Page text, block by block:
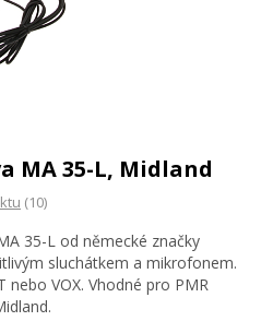
MA 35-L, Midland
(10)
35-L od německé značky
sluchátkem a mikrofonem.
VOX. Vhodné pro PMR